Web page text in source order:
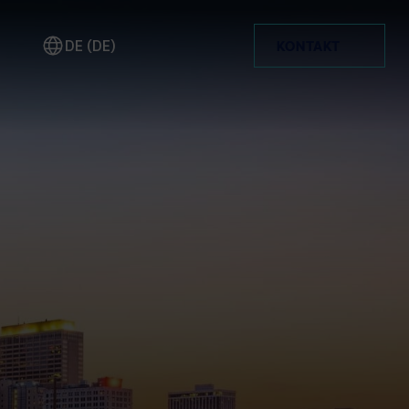
DE (DE)